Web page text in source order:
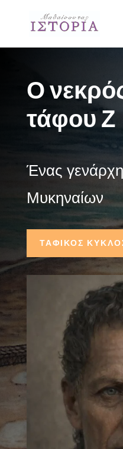
Ο
τάφου Ζ
Ένας
Μυκηναίων
ΤΑΦΙΚΟΣ